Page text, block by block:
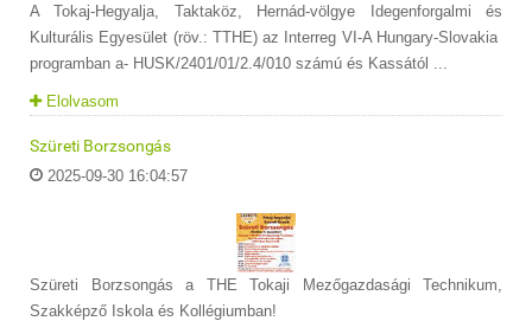
A Tokaj-Hegyalja, Taktaköz, Hernád-völgye Idegenforgalmi és
Kulturális Egyesület (röv.: TTHE) az Interreg VI-A Hungary-Slovakia
programban a- HUSK/2401/01/2.4/010 számú és Kassától ...
Elolvasom
Szüreti Borzsongás
2025-09-30 16:04:57
Szüreti Borzsongás a THE Tokaji Mezőgazdasági Technikum,
Szakképző Iskola és Kollégiumban!